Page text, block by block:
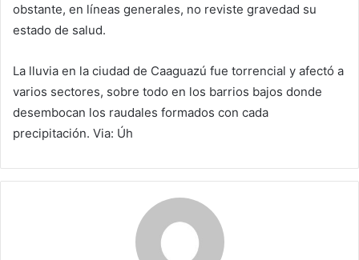
obstante, en líneas generales, no reviste gravedad su
estado de salud.
La lluvia en la ciudad de Caaguazú fue torrencial y afectó a
varios sectores, sobre todo en los barrios bajos donde
desembocan los raudales formados con cada
precipitación. Via: Úh